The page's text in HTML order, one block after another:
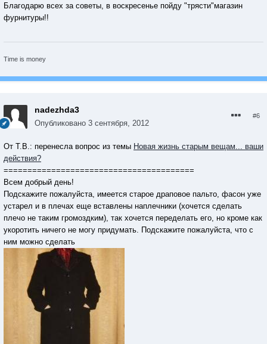
Благодарю всех за советы, в воскресенье пойду "трясти"магазин
фурнитуры!!
Тimе is money
nadezhda3
Опубликовано 3 сентября, 2012
#6
От Т.В.: перенесла вопрос из темы Новая жизнь старым вещам... ваши
действия?
========================================
Всем добрый день!
Подскажите пожалуйста, имеется старое драповое пальто, фасон уже
устарел и в плечах еще вставлены наплечники (хочется сделать
плечо не таким громоздким), так хочется переделать его, но кроме как
укоротить ничего не могу придумать. Подскажите пожалуйста, что с
ним можно сделать